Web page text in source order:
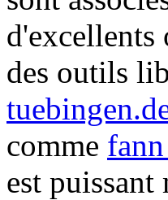
d'excellents
des outils
comme
est